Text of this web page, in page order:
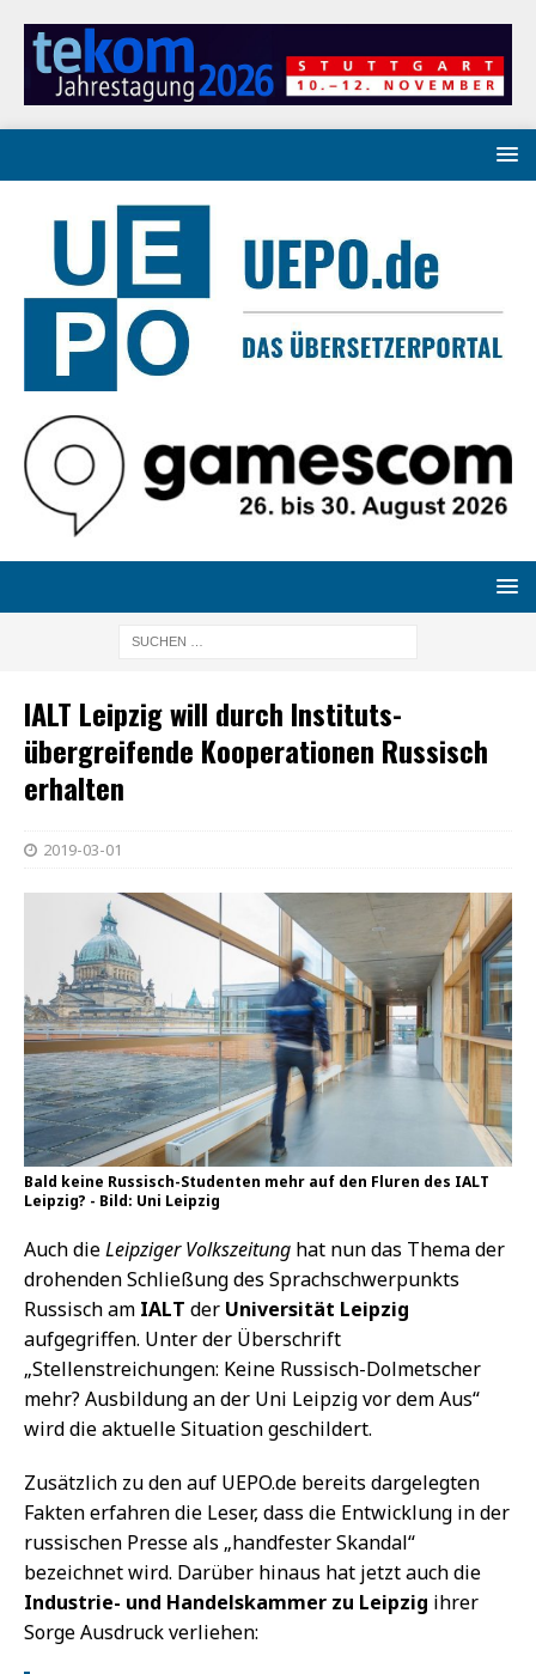
IALT Leipzig will durch Instituts-
übergreifende Kooperationen Russisch
erhalten
2019-03-01
Bald keine Russisch-Studenten mehr auf den Fluren des IALT
Leipzig? - Bild: Uni Leipzig
Auch dieLeipziger Volkszeitung hat nun das Thema der
drohenden Schließung des Sprachschwerpunkts
Russisch am IALT der Universität Leipzig
aufgegriffen. Unter der Überschrift
„Stellenstreichungen: Keine Russisch-Dolmetscher
mehr? Ausbildung an der Uni Leipzig vor dem Aus“
wird die aktuelle Situation geschildert.
Zusätzlich zu den auf UEPO.de bereits dargelegten
Fakten erfahren die Leser, dass die Entwicklung in der
russischen Presse als „handfester Skandal“
bezeichnet wird. Darüber hinaus hat jetzt auch die
Industrie- und Handelskammer zu Leipzig ihrer
Sorge Ausdruck verliehen: